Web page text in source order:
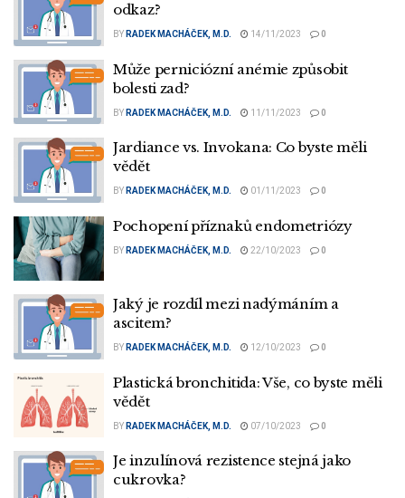
odkaz?
BY RADEK MACHÁČEK, M.D. 14/11/2023 0
Může perniciózní anémie způsobit
bolesti zad?
BY RADEK MACHÁČEK, M.D. 11/11/2023 0
Jardiance vs. Invokana: Co byste měli
vědět
BY RADEK MACHÁČEK, M.D. 01/11/2023 0
Pochopení příznaků endometriózy
BY RADEK MACHÁČEK, M.D. 22/10/2023 0
Jaký je rozdíl mezi nadýmáním a
ascitem?
BY RADEK MACHÁČEK, M.D. 12/10/2023 0
Plastická bronchitida: Vše, co byste měli
vědět
BY RADEK MACHÁČEK, M.D. 07/10/2023 0
Je inzulínová rezistence stejná jako
cukrovka?